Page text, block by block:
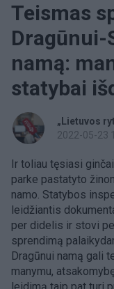
Teismas
namą:
statybai
„Lietuvos
2022-05-23
Ir toliau tęsiasi
parke pastatyto
namo. Statybos
leidžiantis
per didelis ir stovi
sprendimą
Dragūnui namą gali
manymu,